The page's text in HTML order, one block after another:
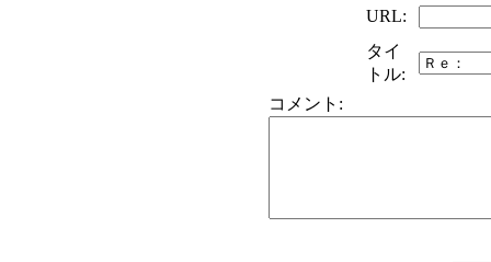
URL:
タイ
トル:
コメント: